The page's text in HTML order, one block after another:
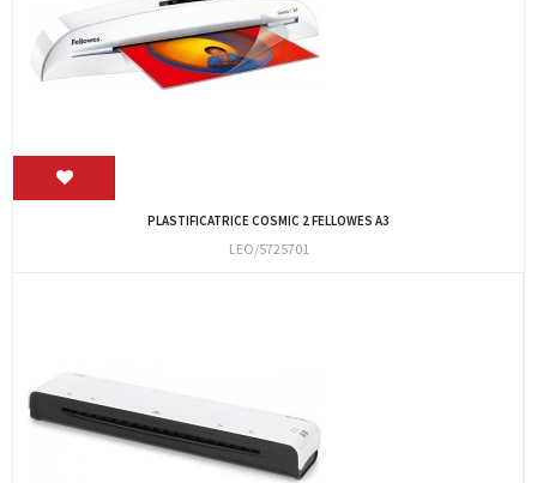
PLASTIFICATRICE COSMIC 2 FELLOWES A3
LEO/5725701